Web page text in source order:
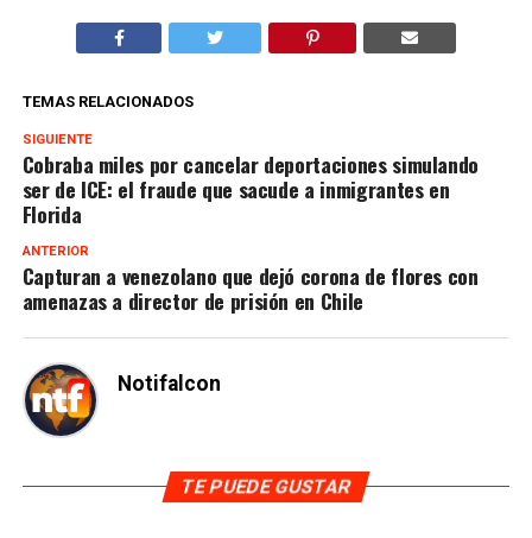
TEMAS RELACIONADOS
SIGUIENTE
Cobraba miles por cancelar deportaciones simulando
ser de ICE: el fraude que sacude a inmigrantes en
Florida
ANTERIOR
Capturan a venezolano que dejó corona de flores con
amenazas a director de prisión en Chile
Notifalcon
TE PUEDE GUSTAR